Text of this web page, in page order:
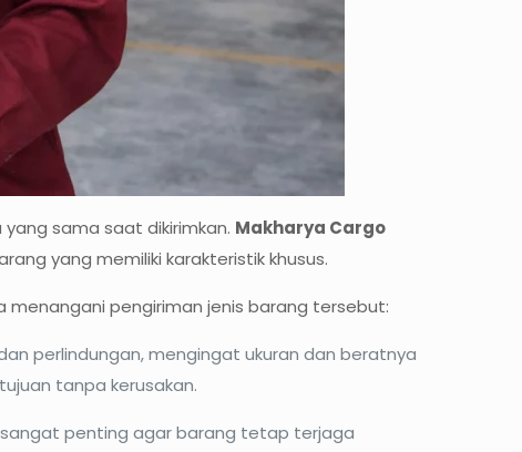
sama saat dikirimkan. Makharya Cargo
yang memiliki karakteristik khusus.
menangani pengiriman jenis barang tersebut:
perlindungan, mengingat ukuran dan beratnya
tanpa kerusakan.
sangat penting agar barang tetap terjaga